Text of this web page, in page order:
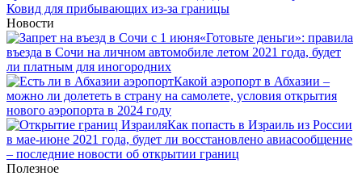
Ковид для прибывающих из-за границы
Новости
«Готовьте деньги»: правила
въезда в Сочи на личном автомобиле летом 2021 года, будет
ли платным для иногородних
Какой аэропорт в Абхазии –
можно ли долететь в страну на самолете, условия открытия
нового аэропорта в 2024 году
Как попасть в Израиль из России
в мае-июне 2021 года, будет ли восстановлено авиасообщение
– последние новости об открытии границ
Полезное